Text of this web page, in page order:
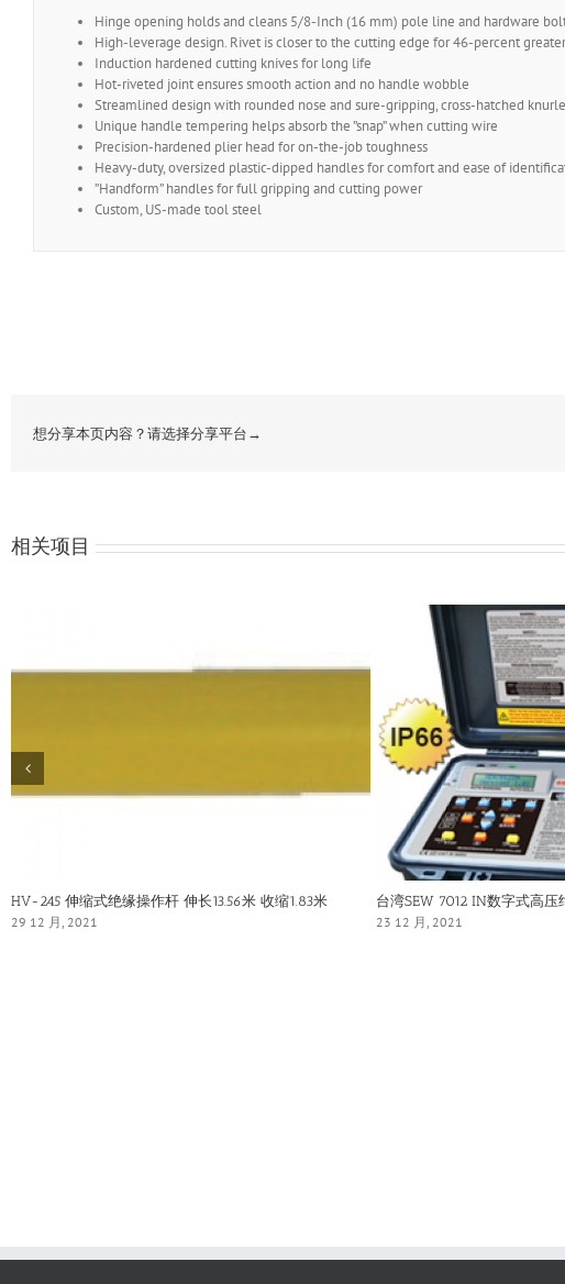
Hinge opening holds and cleans 5/8-Inch (16 mm) pole line and hardware
High-leverage design. Rivet is closer to the cutting edge for 46-percent
Induction hardened cutting knives for long life
Hot-riveted joint ensures smooth action and no handle wobble
Streamlined design with rounded nose and sure-gripping, cross-hatched
Unique handle tempering helps absorb the ”snap” when cutting wire
Precision-hardened plier head for on-the-job toughness
Heavy-duty, oversized plastic-dipped handles for comfort and ease of
”Handform” handles for full gripping and cutting power
Custom, US-made tool steel
想分享本页内容？请选择分享平台→
相关项目
HV-245 伸缩式绝缘操作杆 伸长13.56米 收缩1.83米
29 12 月, 2021
台湾SEW 7012 IN数字式高压
23 12 月, 2021